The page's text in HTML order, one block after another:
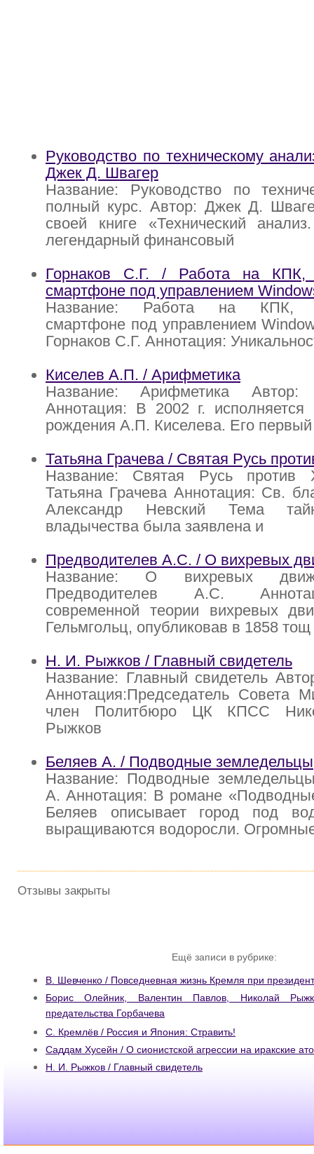
Руководство по техническому
Джек Д. Швагер
Название: Руководство по
полный курс. Автор: Джек Д.
своей книге «Технический
легендарный финансовый
Горнаков С.Г. / Работа на КПК,
смартфоне под управлением
Название: Работа на КПК,
смартфоне под управлением
Горнаков С.Г. Аннотация:
Киселев А.П. / Арифметика
Название: Арифметика
Аннотация: В 2002 г.
рождения А.П. Киселева. Его первый
Татьяна Грачева / Святая Русь
Название: Святая Русь против
Татьяна Грачева Аннотация: Св.
Александр Невский Тема
владычества была заявлена и
Предводителев А.С. / О вихревых
Название: О вихревых
Предводителев А.С.
современной теории вихревых
Гельмгольц, опубликовав в 1858
Н. И. Рыжков / Главный свидетель
Название: Главный свидетель
Аннотация:Председатель Совета
член Политбюро ЦК КПСС
Рыжков
Беляев А. / Подводные земледельцы
Название: Подводные
А. Аннотация: В романе
Беляев описывает город под
выращиваются водоросли.
Отзывы закрыты
Ещё записи в рубрике:
В. Шевченко / Повседневная жизнь Кремля при
Борис Олейник, Валентин Павлов, Николай
предательства Горбачева
С. Кремлёв / Россия и Япония: Стравить!
Саддам Хусейн / О сионистской агрессии на иракские
Н. И. Рыжков / Главный свидетель